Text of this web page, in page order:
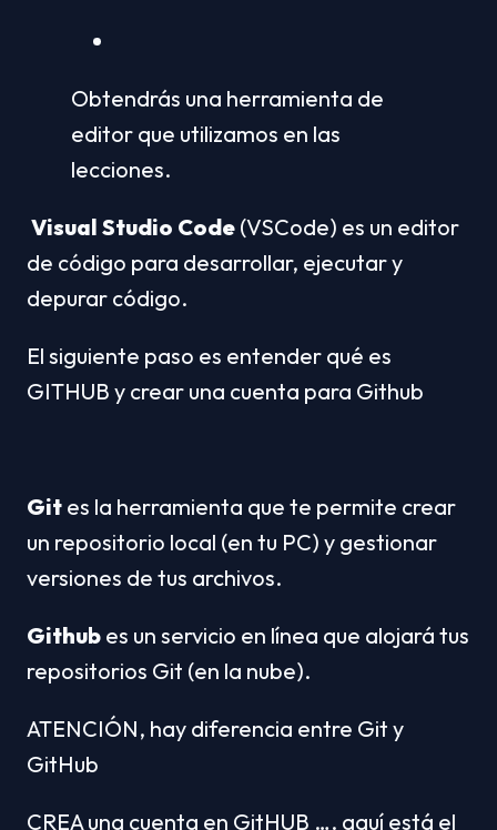
Obtendrás una herramienta de
editor que utilizamos en las
lecciones.
Visual Studio Code (VSCode) es un editor
de código para desarrollar, ejecutar y
depurar código.
El siguiente paso es entender qué es
GITHUB y crear una cuenta para Github
Git es la herramienta que te permite crear
un repositorio local (en tu PC) y gestionar
versiones de tus archivos.
Github es un servicio en línea que alojará tus
repositorios Git (en la nube).
ATENCIÓN, hay diferencia entre Git y
GitHub
CREA una cuenta en GitHUB …. aquí está el